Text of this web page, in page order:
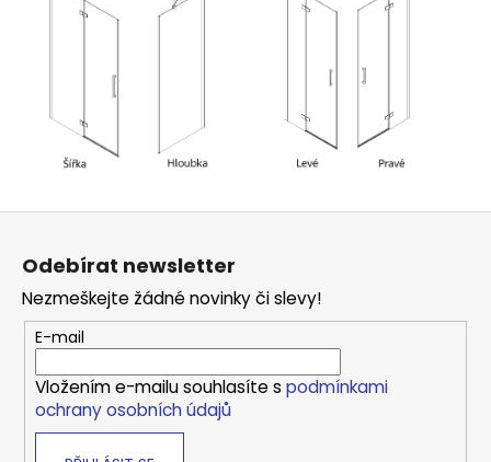
Odebírat newsletter
Nezmeškejte žádné novinky či slevy!
E-mail
Vložením e-mailu souhlasíte s podmínkami
ochrany osobních údajů